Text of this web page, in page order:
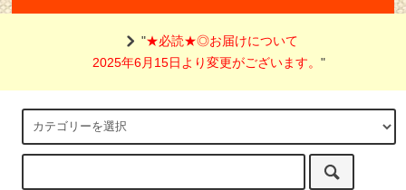
"★必読★◎お届けについて
2025年6月15日より変更がございます。"